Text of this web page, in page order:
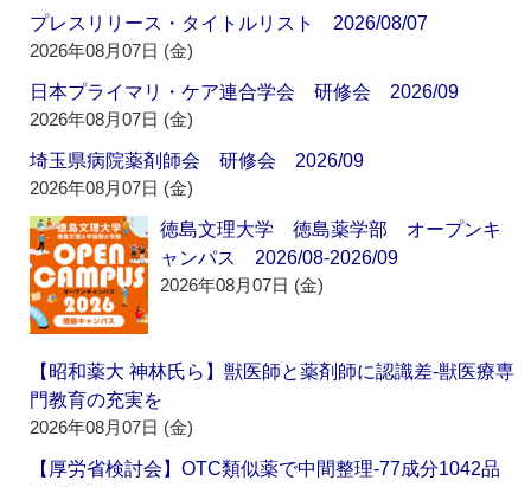
プレスリリース・タイトルリスト 2026/08/07
2026年08月07日 (金)
日本プライマリ・ケア連合学会 研修会 2026/09
2026年08月07日 (金)
埼玉県病院薬剤師会 研修会 2026/09
2026年08月07日 (金)
徳島文理大学 徳島薬学部 オープンキ
ャンパス 2026/08-2026/09
2026年08月07日 (金)
【昭和薬大 神林氏ら】獣医師と薬剤師に認識差‐獣医療専
門教育の充実を
2026年08月07日 (金)
【厚労省検討会】OTC類似薬で中間整理‐77成分1042品